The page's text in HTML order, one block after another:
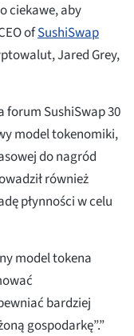
ciekawe, aby
ofSushiSwap
Jared Grey,
forum SushiSwap 30
model tokenomiki,
do nagród
również
płynności w celu
model tokena
bardziej
gospodarkę”.”